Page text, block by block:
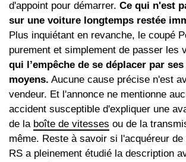
d'appoint pour démarrer. Ce qui n'est
sur une voiture longtemps restée
Plus inquiétant en revanche, le coupé
purement et simplement de passer les
qui l’empêche de se déplacer par
moyens. Aucune cause précise n'est
vendeur. Et l'annonce ne mentionne
accident susceptible d'expliquer une
de la boîte de vitesses ou de la
même. Reste à savoir si l'acquéreur de
RS a pleinement étudié la description